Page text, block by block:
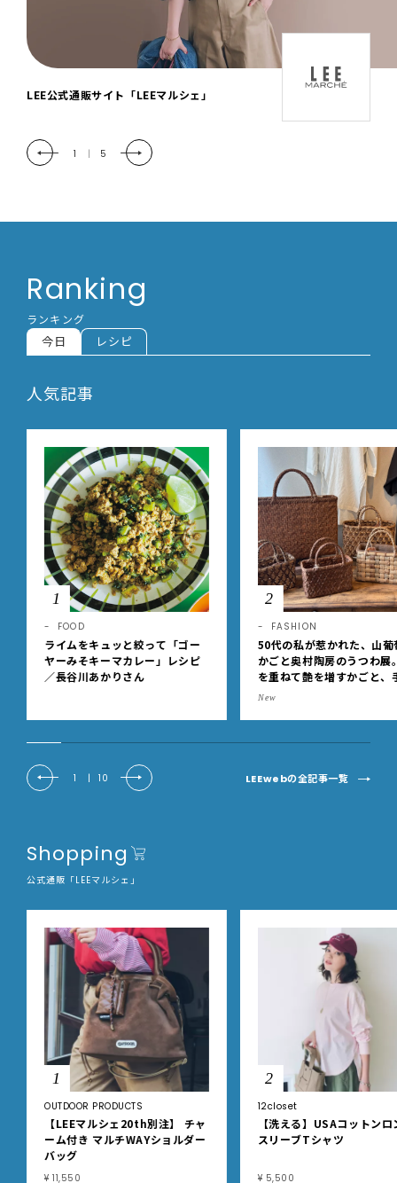
「LEE DAYS」本物志向にときめく。大人カ
2 | 5
Ranking
ランキング
今日 レシピ
人気記事
1
FOOD
ライムをキュッと絞って「ゴー
ヤーみそキーマカレー」レシピ
／長谷川あかりさん
2
FASHION
50代の私が惹かれた、山葡
かごと奥村陶房のうつわ展
を重ねて艶を増すかごと、
事の美しさに出会いました
New
1 | 10 LEEwebの全記事一覧
Shopping
公式通販「LEEマルシェ」
1
OUTDOOR PRODUCTS
【LEEマルシェ20th別注】 チャ
ーム付き マルチWAYショルダー
バッグ
¥ 11,550
2
12closet
【洗える】USAコットンロ
スリーブTシャツ
¥ 5,500